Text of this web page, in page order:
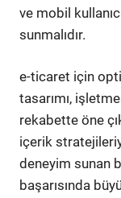
ve mobil
sunmalıdır.
e-ticaret için
tasarımı,
rekabette öne
içerik
deneyim sunan
başarısında